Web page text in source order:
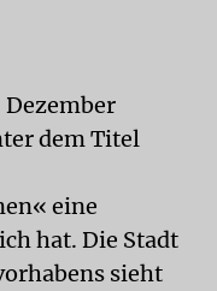
dem Titel
eine
hat. Die Stadt
sieht